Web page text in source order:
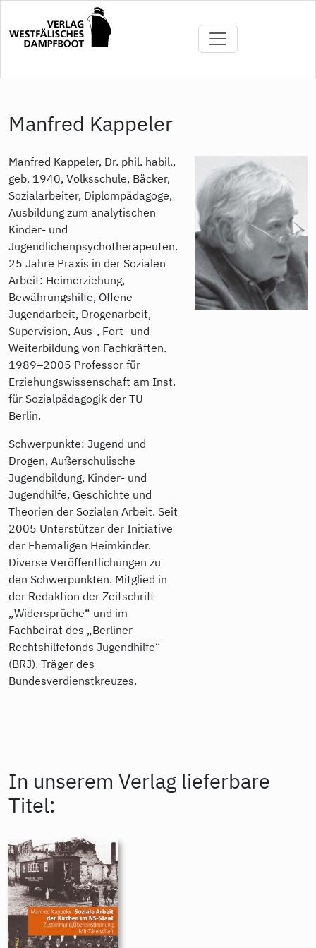
Inhalt
Manfred Kappeler
Manfred Kappeler, Dr. phil. habil.,
geb. 1940, Volksschule, Bäcker,
Sozialarbeiter, Diplompädagoge,
Ausbildung zum analytischen
Kinder- und
Jugendlichenpsychotherapeuten.
25 Jahre Praxis in der Sozialen
Arbeit: Heimerziehung,
Bewährungshilfe, Offene
Jugendarbeit, Drogenarbeit,
Supervision, Aus-, Fort- und
Weiterbildung von Fachkräften.
1989–2005 Professor für
Erziehungswissenschaft am Inst.
für Sozialpädagogik der TU
Berlin.
Schwerpunkte: Jugend und
Drogen, Außerschulische
Jugendbildung, Kinder- und
Jugendhilfe, Geschichte und
Theorien der Sozialen Arbeit. Seit
2005 Unterstützer der Initiative
der Ehemaligen Heimkinder.
Diverse Veröffentlichungen zu
den Schwerpunkten. Mitglied in
der Redaktion der Zeitschrift
„Widersprüche“ und im
Fachbeirat des „Berliner
Rechtshilfefonds Jugendhilfe“
(BRJ). Träger des
Bundesverdienstkreuzes.
In unserem Verlag lieferbare
Titel: